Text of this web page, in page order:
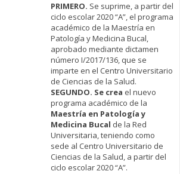
PRIMERO. Se suprime, a partir del
ciclo escolar 2020 “A”, el programa
académico de la Maestría en
Patología y Medicina Bucal,
aprobado mediante dictamen
número I/2017/136, que se
imparte en el Centro Universitario
de Ciencias de la Salud.
SEGUNDO. Se crea el nuevo
programa académico de la
Maestría en Patología y
Medicina Bucal de la Red
Universitaria, teniendo como
sede al Centro Universitario de
Ciencias de la Salud, a partir del
ciclo escolar 2020 “A”.